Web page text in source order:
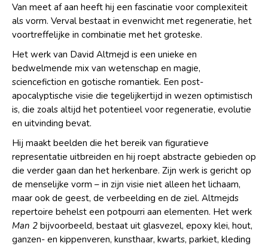
Van meet af aan heeft hij een fascinatie voor complexiteit
als vorm. Verval bestaat in evenwicht met regeneratie, het
voortreffelijke in combinatie met het groteske.
Het werk van David Altmejd is een unieke en
bedwelmende mix van wetenschap en magie,
sciencefiction en gotische romantiek. Een post-
apocalyptische visie die tegelijkertijd in wezen optimistisch
is, die zoals altijd het potentieel voor regeneratie, evolutie
en uitvinding bevat.
Hij maakt beelden die het bereik van figuratieve
representatie uitbreiden en hij roept abstracte gebieden op
die verder gaan dan het herkenbare. Zijn werk is gericht op
de menselijke vorm – in zijn visie niet alleen het lichaam,
maar ook de geest, de verbeelding en de ziel. Altmejds
repertoire behelst een potpourri aan elementen. Het werk
Man 2 bijvoorbeeld, bestaat uit glasvezel, epoxy klei, hout,
ganzen- en kippenveren, kunsthaar, kwarts, parkiet, kleding